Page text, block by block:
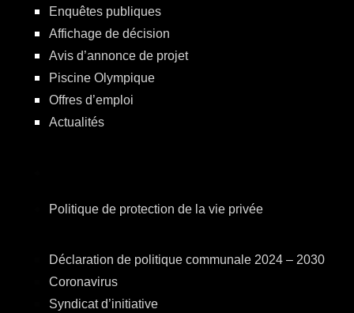
Enquêtes publiques
Affichage de décision
Avis d’annonce de projet
Piscine Olympique
Offres d’emploi
Actualités
Politique de protection de la vie privée
Déclaration de politique communale 2024 – 2030
Coronavirus
Syndicat d’initiative